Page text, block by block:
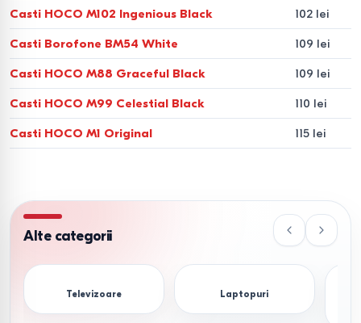
Casti HOCO M102 Ingenious Black 102 lei
Casti Borofone BM54 White 109 lei
Casti HOCO M88 Graceful Black 109 lei
Casti HOCO M99 Celestial Black 110 lei
Casti HOCO M1 Original 115 lei
Alte categorii
Televizoare Laptopuri